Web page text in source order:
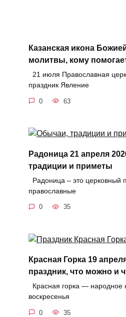
Казанская икона
молитвы, кому
21 июля Православная
праздник Явление
0 63
Радоница 21 апреля
традиции и приметы
Радоница – это церковный
православные
0 35
Красная Горка 19
праздник, что можно и
Красная горка — народное
воскресенья
0 35